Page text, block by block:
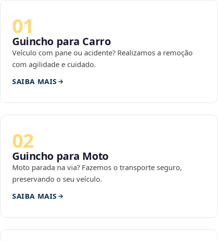
01
Guincho para Carro
Veículo com pane ou acidente? Realizamos a remoção
com agilidade e cuidado.
SAIBA MAIS
02
Guincho para Moto
Moto parada na via? Fazemos o transporte seguro,
preservando o seu veículo.
SAIBA MAIS